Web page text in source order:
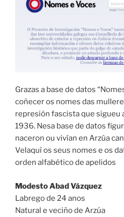
Grazas a base de datos
coñecer os nomes das
represión fascista que sigueu
1936. Nesa base de datos
naceron ou vivían en Arzúa
Velaquí os seus nomes e os
orden alfabético de apelidos
Modesto Abad Vázquez
Labrego de 24 anos
Natural e veciño de Arzúa